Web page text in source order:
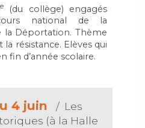
e
(du collège) engagés
national de la
la Déportation. Thème
la résistance. Elèves qui
fin d’année scolaire.
4 juin
/ Les
(à la Halle